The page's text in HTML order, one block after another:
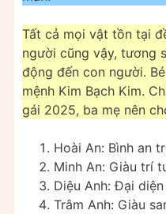
Tất cả mọi vật tồn tại
người cũng vậy, tương
động đến con người.
mệnh Kim Bạch Kim.
gái 2025, ba mẹ nên
Hoài An: Bình an
Minh An: Giàu trí
Diệu Anh: Đại
Trâm Anh: Giàu